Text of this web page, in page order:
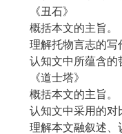
《丑石》
概括本文的主旨。
理解托物言志的写
认知文中所蕴含的
《道士塔》
概括本文的主旨。
认知文中采用的对比
理解本文融叙述、议